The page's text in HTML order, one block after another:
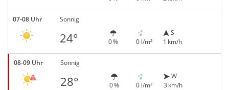
07-08 Uhr Sonnig
24° 0 % 0 l/m²
S
1 km/h
08-09 Uhr Sonnig
28° 0 % 0 l/m²
W
3 km/h